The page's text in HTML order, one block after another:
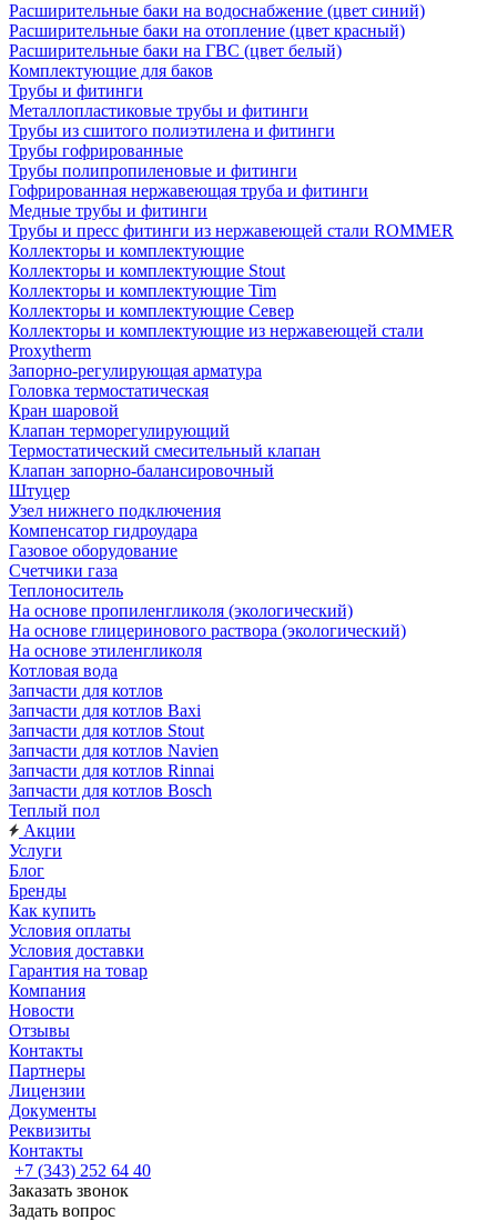
Расширительные баки на водоснабжение (цвет синий)
Расширительные баки на отопление (цвет красный)
Расширительные баки на ГВС (цвет белый)
Комплектующие для баков
Трубы и фитинги
Металлопластиковые трубы и фитинги
Трубы из сшитого полиэтилена и фитинги
Трубы гофрированные
Трубы полипропиленовые и фитинги
Гофрированная нержавеющая труба и фитинги
Медные трубы и фитинги
Трубы и пресс фитинги из нержавеющей стали ROMMER
Коллекторы и комплектующие
Коллекторы и комплектующие Stout
Коллекторы и комплектующие Tim
Коллекторы и комплектующие Север
Коллекторы и комплектующие из нержавеющей стали
Proxytherm
Запорно-регулирующая арматура
Головка термостатическая
Кран шаровой
Клапан терморегулирующий
Термостатический смесительный клапан
Клапан запорно-балансировочный
Штуцер
Узел нижнего подключения
Компенсатор гидроудара
Газовое оборудование
Счетчики газа
Теплоноситель
На основе пропиленгликоля (экологический)
На основе глицеринового раствора (экологический)
На основе этиленгликоля
Котловая вода
Запчасти для котлов
Запчасти для котлов Baxi
Запчасти для котлов Stout
Запчасти для котлов Navien
Запчасти для котлов Rinnai
Запчасти для котлов Bosch
Теплый пол
Акции
Услуги
Блог
Бренды
Как купить
Условия оплаты
Условия доставки
Гарантия на товар
Компания
Новости
Отзывы
Контакты
Партнеры
Лицензии
Документы
Реквизиты
Контакты
+7 (343) 252 64 40
Заказать звонок
Задать вопрос